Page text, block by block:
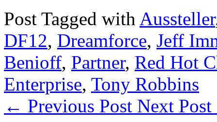
Post Tagged with Aussteller
DF12, Dreamforce, Jeff
Benioff, Partner, Red Hot
Enterprise, Tony Robbins
← Previous Post Next Post